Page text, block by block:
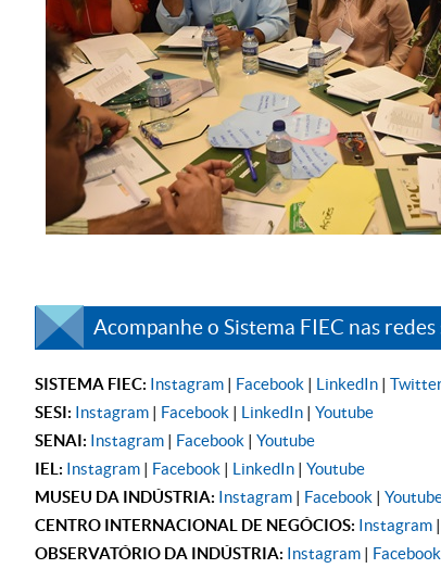
Acompanhe o Sistema FIEC nas redes
SISTEMA FIEC: Instagram | Facebook | LinkedIn |
SESI: Instagram | Facebook | LinkedIn | Youtube
SENAI: Instagram | Facebook | Youtube
IEL: Instagram | Facebook | LinkedIn | Youtube
MUSEU DA INDÚSTRIA: Instagram | Facebook |
CENTRO INTERNACIONAL DE NEGÓCIOS: Instagram |
OBSERVATÓRIO DA INDÚSTRIA: Instagram | Facebook